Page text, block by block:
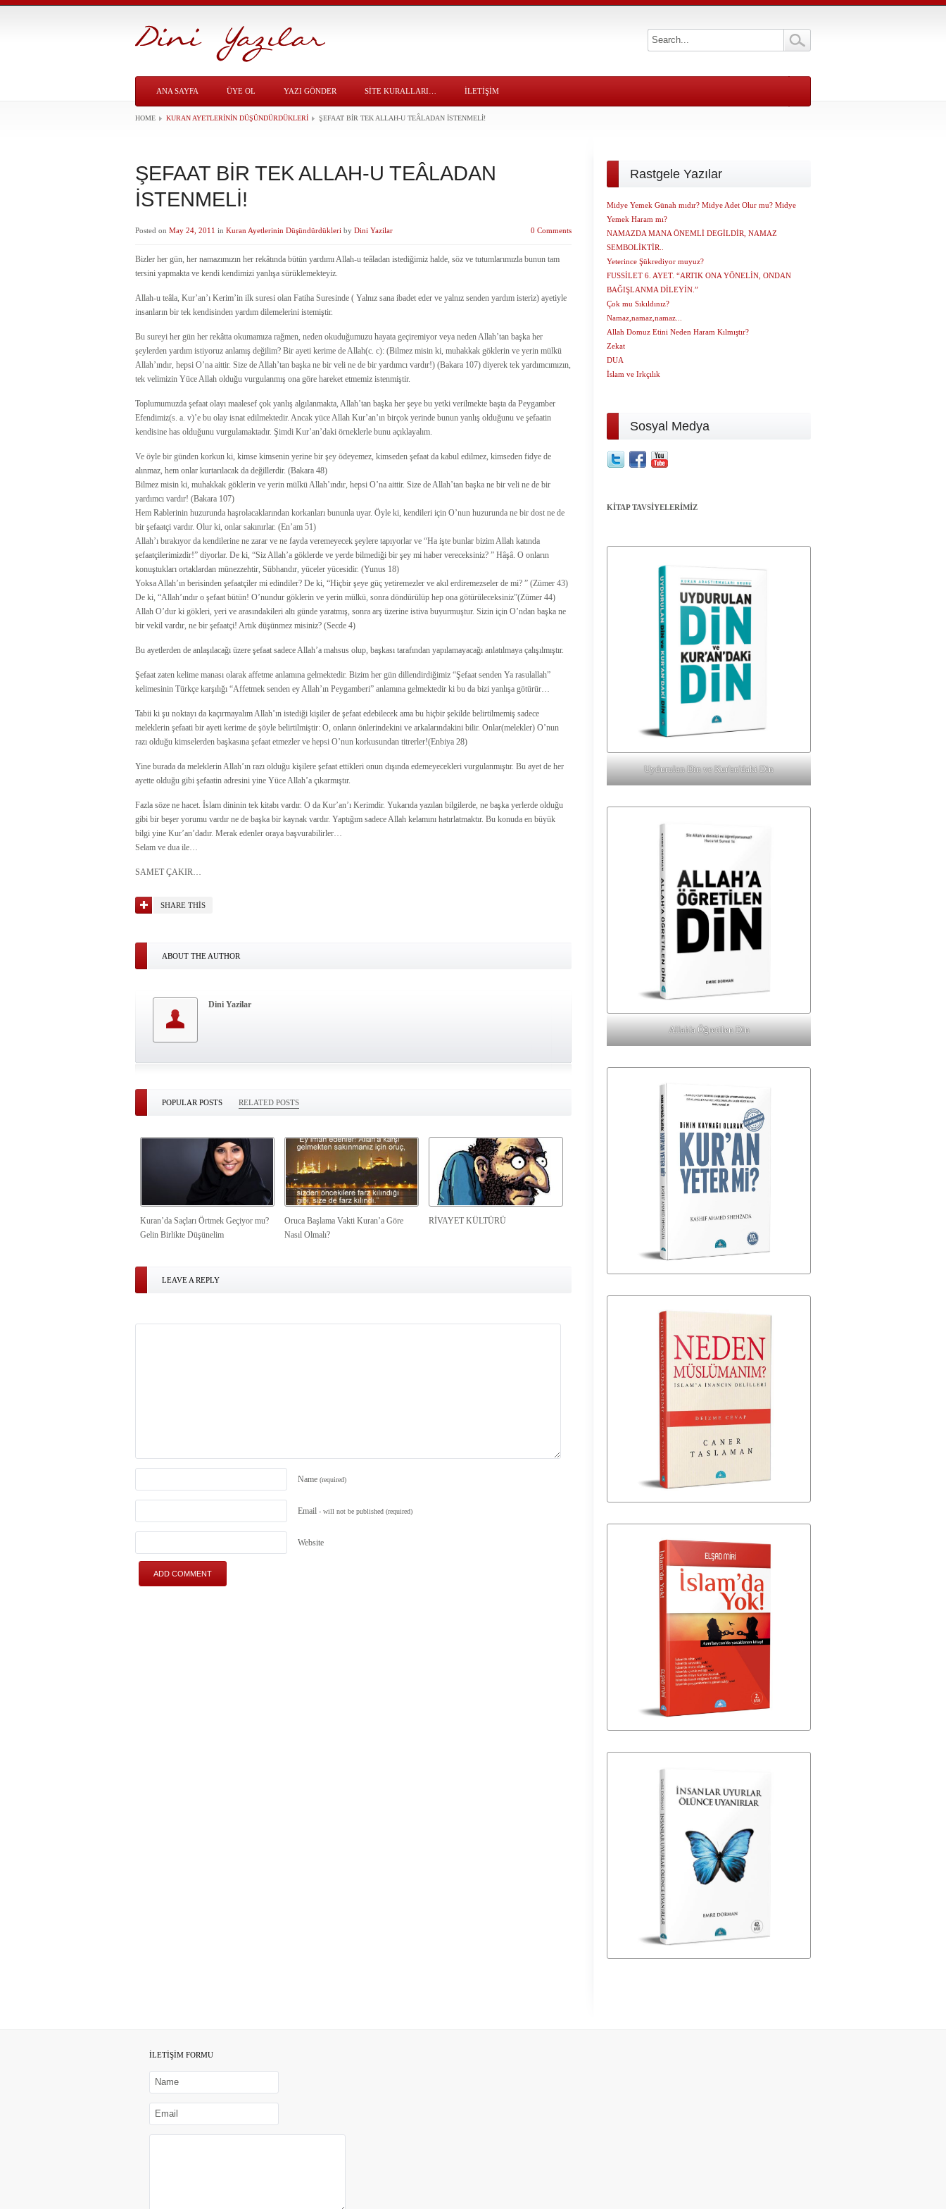
ANA SAYFA ÜYE OL YAZI GÖNDER SITE KURALLARI… İLETİŞİM
HOME KURAN AYETLERININ DÜŞÜNDÜRDÜKLERI ŞEFAAT BİR TEK ALLAH-U TEÂLADAN İSTENMELİ!
ŞEFAAT BİR TEK ALLAH-U TEÂLADAN
İSTENMELİ!
Posted on May 24, 2011 in Kuran Ayetlerinin Düşündürdükleri by Dini Yazilar 0 Comments
Bizler her gün, her namazımızın her rekâtında bütün yardımı Allah-u teâladan istediğimiz halde, söz ve tutumlarımızla bunun tam
tersini yapmakta ve kendi kendimizi yanlışa sürüklemekteyiz.
Allah-u teâla, Kur’an’ı Kerim’in ilk suresi olan Fatiha Suresinde ( Yalnız sana ibadet eder ve yalnız senden yardım isteriz) ayetiyle
insanların bir tek kendisinden yardım dilemelerini istemiştir.
Bu sureyi her gün her rekâtta okumamıza rağmen, neden okuduğumuzu hayata geçiremiyor veya neden Allah’tan başka her
şeylerden yardım istiyoruz anlamış değilim? Bir ayeti kerime de Allah(c. c): (Bilmez misin ki, muhakkak göklerin ve yerin mülkü
Allah’ındır, hepsi O’na aittir. Size de Allah’tan başka ne bir veli ne de bir yardımcı vardır!) (Bakara 107) diyerek tek yardımcımızın,
tek velimizin Yüce Allah olduğu vurgulanmış ona göre hareket etmemiz istenmiştir.
Toplumumuzda şefaat olayı maalesef çok yanlış algılanmakta, Allah’tan başka her şeye bu yetki verilmekte başta da Peygamber
Efendimiz(s. a. v)’e bu olay isnat edilmektedir. Ancak yüce Allah Kur’an’ın birçok yerinde bunun yanlış olduğunu ve şefaatin
kendisine has olduğunu vurgulamaktadır. Şimdi Kur’an’daki örneklerle bunu açıklayalım.
Ve öyle bir günden korkun ki, kimse kimsenin yerine bir şey ödeyemez, kimseden şefaat da kabul edilmez, kimseden fidye de
alınmaz, hem onlar kurtarılacak da değillerdir. (Bakara 48)
Bilmez misin ki, muhakkak göklerin ve yerin mülkü Allah’ındır, hepsi O’na aittir. Size de Allah’tan başka ne bir veli ne de bir
yardımcı vardır! (Bakara 107)
Hem Rablerinin huzurunda haşrolacaklarından korkanları bununla uyar. Öyle ki, kendileri için O’nun huzurunda ne bir dost ne de
bir şefaatçi vardır. Olur ki, onlar sakınırlar. (En’am 51)
Allah’ı bırakıyor da kendilerine ne zarar ve ne fayda veremeyecek şeylere tapıyorlar ve “Ha işte bunlar bizim Allah katında
şefaatçilerimizdir!” diyorlar. De ki, “Siz Allah’a göklerde ve yerde bilmediği bir şey mi haber vereceksiniz? ” Hâşâ. O onların
konuştukları ortaklardan münezzehtir, Sübhandır, yüceler yücesidir. (Yunus 18)
Yoksa Allah’ın berisinden şefaatçiler mi edindiler? De ki, “Hiçbir şeye güç yetiremezler ve akıl erdiremezseler de mi? ” (Zümer 43)
De ki, “Allah’ındır o şefaat bütün! O’nundur göklerin ve yerin mülkü, sonra döndürülüp hep ona götürüleceksiniz”(Zümer 44)
Allah O’dur ki gökleri, yeri ve arasındakileri altı günde yaratmış, sonra arş üzerine istiva buyurmuştur. Sizin için O’ndan başka ne
bir vekil vardır, ne bir şefaatçi! Artık düşünmez misiniz? (Secde 4)
Bu ayetlerden de anlaşılacağı üzere şefaat sadece Allah’a mahsus olup, başkası tarafından yapılamayacağı anlatılmaya çalışılmıştır.
Şefaat zaten kelime manası olarak affetme anlamına gelmektedir. Bizim her gün dillendirdiğimiz “Şefaat senden Ya rasulallah”
kelimesinin Türkçe karşılığı “Affetmek senden ey Allah’ın Peygamberi” anlamına gelmektedir ki bu da bizi yanlışa götürür…
Tabii ki şu noktayı da kaçırmayalım Allah’ın istediği kişiler de şefaat edebilecek ama bu hiçbir şekilde belirtilmemiş sadece
meleklerin şefaati bir ayeti kerime de şöyle belirtilmiştir: O, onların önlerindekini ve arkalarındakini bilir. Onlar(melekler) O’nun
razı olduğu kimselerden başkasına şefaat etmezler ve hepsi O’nun korkusundan titrerler!(Enbiya 28)
Yine burada da meleklerin Allah’ın razı olduğu kişilere şefaat ettikleri onun dışında edemeyecekleri vurgulanmıştır. Bu ayet de her
ayette olduğu gibi şefaatin adresini yine Yüce Allah’a çıkarmıştır.
Fazla söze ne hacet. İslam dininin tek kitabı vardır. O da Kur’an’ı Kerimdir. Yukarıda yazılan bilgilerde, ne başka yerlerde olduğu
gibi bir beşer yorumu vardır ne de başka bir kaynak vardır. Yaptığım sadece Allah kelamını hatırlatmaktır. Bu konuda en büyük
bilgi yine Kur’an’dadır. Merak edenler oraya başvurabilirler…
Selam ve dua ile…
SAMET ÇAKIR…
SHARE THIS
ABOUT THE AUTHOR
Dini Yazilar
POPULAR POSTS RELATED POSTS
Kuran’da Saçları Örtmek Geçiyor mu?
Gelin Birlikte Düşünelim
Oruca Başlama Vakti Kuran’a Göre
Nasıl Olmalı?
RİVAYET KÜLTÜRÜ
LEAVE A REPLY
Name (required)
Email - will not be published (required)
Website
Rastgele Yazılar
Midye Yemek Günah mıdır? Midye Adet Olur mu? Midye
Yemek Haram mı?
NAMAZDA MANA ÖNEMLİ DEGİLDİR, NAMAZ
SEMBOLİKTİR..
Yeterince Şükrediyor muyuz?
FUSSİLET 6. AYET. “ARTIK ONA YÖNELİN, ONDAN
BAĞIŞLANMA DİLEYİN.”
Çok mu Sıkıldınız?
Namaz,namaz,namaz...
Allah Domuz Etini Neden Haram Kılmıştır?
Zekat
DUA
İslam ve Irkçılık
Sosyal Medya
KİTAP TAVSİYELERİMİZ
Uydurulan Din ve Kur'an'daki Din
Allah'a Öğretilen Din
İLETİŞİM FORMU